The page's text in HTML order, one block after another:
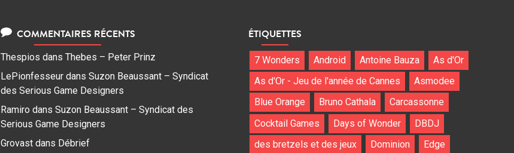
COMMENTAIRES RÉCENTS
Thespios dans Thebes – Peter Prinz
LePionfesseur dans Suzon Beaussant – Syndicat
des Serious Game Designers
Ramiro dans Suzon Beaussant – Syndicat des
Serious Game Designers
Grovast dans Débrief
ÉTIQUETTES
7 Wonders Android Antoine Bauza
As d'Or
As d'Or - Jeu de l'année de Cannes
Asmodee
Blue Orange
Bruno Cathala
Carcassonne
Cocktail Games
Days of Wonder
DBDJ
des bretzels et des jeux
Dominion
Edge